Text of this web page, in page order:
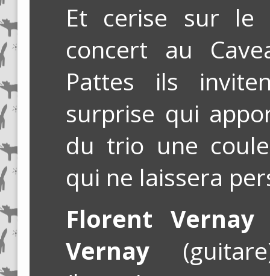
Et cerise sur
concert au
Pattes ils
surprise qui
du trio une
qui ne laissera
Florent Vernay
Vernay